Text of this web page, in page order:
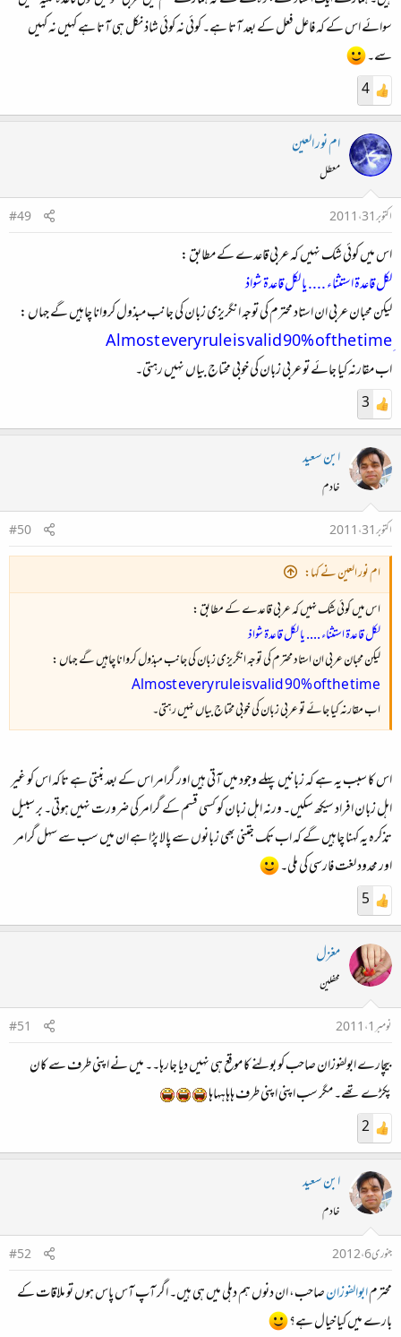
سوائے اس کے کہ فاعل فعل کے بعد آتا ہے۔ کوئی نہ کوئی شاذ نکل ہی آتا ہے کہیں نہ کہیں
سے۔
4
ام نور العين
معطل
اکتوبر 31، 2011
#49
اس ميں كوئى شك نہيں كہ عربى قاعدے كے مطابق :
لكل قاعدة استثناء .... يا لكل قاعدة شواذ
ليكن محبان عربى ان استاد محترم كى توجہ انگريزى زبان كى جانب مبذول كروانا چاہيں گے جہاں :
اب مقارنہ كيا جائے تو عربى زبان كى خوبى محتاج بياں نہيں رہتی۔
3
ابن سعید
خادم
اکتوبر 31، 2011
#50
ام نور العين نے کہا:
اس ميں كوئى شك نہيں كہ عربى قاعدے كے مطابق :
لكل قاعدة استثناء .... يا لكل قاعدة شواذ
ليكن محبان عربى ان استاد محترم كى توجہ انگريزى زبان كى جانب مبذول كروانا چاہيں گے جہاں :
اب مقارنہ كيا جائے تو عربى زبان كى خوبى محتاج بياں نہيں رہتی۔
اس کا سبب یہ ہے کہ زبانیں پہلے وجود میں آتی ہیں اور گرامر اس کے بعد بنتی ہے تاکہ اس کو غیر
اہل زبان افراد سیکھ سکیں۔ ورنہ اہل زبان کو کسی قسم کے گرامر کی ضرورت نہیں ہوتی۔ بر سبیل
تذکرہ یہ کہنا چاہیں گے کہ اب تک جتنی بھی زبانوں سے پالا پڑا ہے ان میں سب سے سہل گرامر
اور محدود لغت فارسی کی ملی۔
5
مغزل
محفلین
نومبر 1، 2011
#51
بیچارے ابولفوزان صاحب کو بولنے کا موقع ہی نہیں دیا جارہا۔۔ میں نے اپنی طرف سے کان
پکڑے تھے۔ مگر سب اپنی اپنی طرف ہاہاہہاہا
2
ابن سعید
خادم
جنوری 6، 2012
#52
محترمابوالفوزانصاحب، ان دنوں ہم دہلی میں ہی ہیں۔ اگر آپ آس پاس ہوں تو ملاقات کے
بارے میں کیا خیال ہے؟